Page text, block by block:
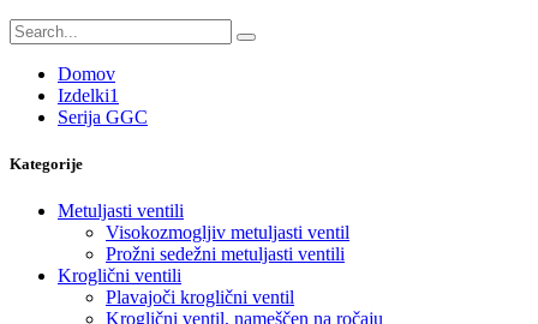
Domov
Izdelki1
Serija GGC
Kategorije
Metuljasti ventili
Visokozmogljiv metuljasti ventil
Prožni sedežni metuljasti ventili
Kroglični ventili
Plavajoči kroglični ventil
Kroglični ventil, nameščen na ročaju